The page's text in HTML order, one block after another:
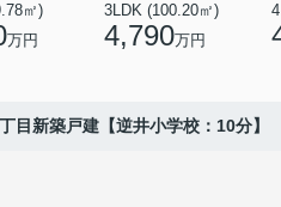
㎡)
万円
3LDK (100.20㎡)
4,790万円
目新築戸建【逆井小学校：10分】